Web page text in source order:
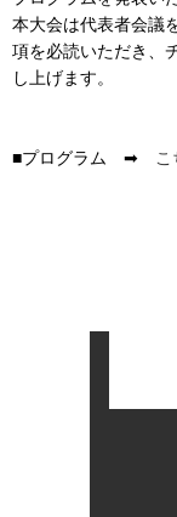
本大会は代表者会議
項を必読いただき、
し上げます。
■プログラム ➡ こ